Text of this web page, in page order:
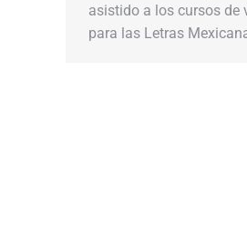
asistido a los cursos de
para las Letras